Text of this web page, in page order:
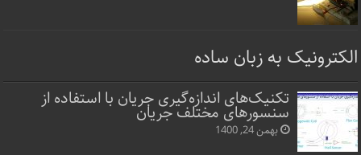
الکترونیک به زبان ساده
تکنیک‌های اندازه‌گیری جریان با استفاده از
سنسورهای مختلف جریان
بهمن 24, 1400